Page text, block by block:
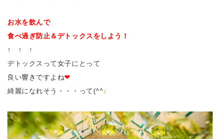
お水を飲んで
食べ過ぎ防止＆デトックスをしよう！
↑ ↑ ↑
デトックスって女子にとって
良い響きですよね❤
綺麗になれそう・・・って(^^♪